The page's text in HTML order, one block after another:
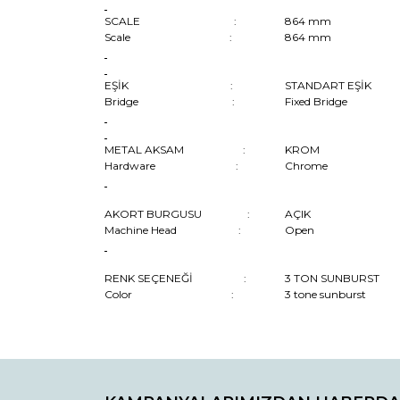
SCALE :
864 mm
Scale :
864 mm
EŞİK :
STANDART EŞİK
Bridge :
Fixed Bridge
METAL AKSAM :
KROM
Hardware :
Chrome
AKORT BURGUSU :
AÇIK
Machine Head :
Open
RENK SEÇENEĞİ :
3 TON SUNBURST
Color :
3 tone sunburst
Görüş ve önerileriniz için teşekkür ederiz.